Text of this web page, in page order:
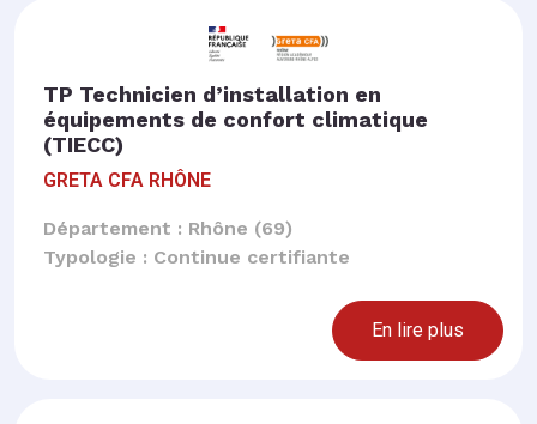
TP Technicien d’installation en
équipements de confort climatique
(TIECC)
GRETA CFA RHÔNE
Département : Rhône (69)
Typologie : Continue certifiante
En lire plus